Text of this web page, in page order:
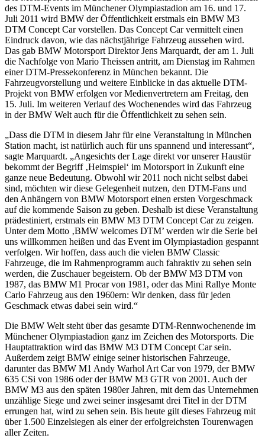
des DTM-Events im Münchener Olympiastadion am 16. und 17.
Juli 2011 wird BMW der Öffentlichkeit erstmals ein BMW M3
DTM Concept Car vorstellen. Das Concept Car vermittelt einen
Eindruck davon, wie das nächstjährige Fahrzeug aussehen wird.
Das gab BMW Motorsport Direktor Jens Marquardt, der am 1. Juli
die Nachfolge von Mario Theissen antritt, am Dienstag im Rahmen
einer DTM-Pressekonferenz in München bekannt. Die
Fahrzeugvorstellung und weitere Einblicke in das aktuelle DTM-
Projekt von BMW erfolgen vor Medienvertretern am Freitag, den
15. Juli. Im weiteren Verlauf des Wochenendes wird das Fahrzeug
in der BMW Welt auch für die Öffentlichkeit zu sehen sein.
„Dass die DTM in diesem Jahr für eine Veranstaltung in München
Station macht, ist natürlich auch für uns spannend und interessant“,
sagte Marquardt. „Angesichts der Lage direkt vor unserer Haustür
bekommt der Begriff ‚Heimspiel‘ im Motorsport in Zukunft eine
ganze neue Bedeutung. Obwohl wir 2011 noch nicht selbst dabei
sind, möchten wir diese Gelegenheit nutzen, den DTM-Fans und
den Anhängern von BMW Motorsport einen ersten Vorgeschmack
auf die kommende Saison zu geben. Deshalb ist diese Veranstaltung
prädestiniert, erstmals ein BMW M3 DTM Concept Car zu zeigen.
Unter dem Motto ‚BMW welcomes DTM’ werden wir die Serie bei
uns willkommen heißen und das Event im Olympiastadion gespannt
verfolgen. Wir hoffen, dass auch die vielen BMW Classic
Fahrzeuge, die im Rahmenprogramm auch fahraktiv zu sehen sein
werden, die Zuschauer begeistern. Ob der BMW M3 DTM von
1987, das BMW M1 Procar von 1981, oder das Mini Rallye Monte
Carlo Fahrzeug aus den 1960ern: Wir denken, dass für jeden
Geschmack etwas dabei sein wird.“
Die BMW Welt steht über das gesamte DTM-Rennwochenende im
Münchener Olympiastadion ganz im Zeichen des Motorsports. Die
Hauptattraktion wird das BMW M3 DTM Concept Car sein.
Außerdem zeigt BMW einige seiner historischen Fahrzeuge,
darunter das BMW M1 Andy Warhol Art Car von 1979, der BMW
635 CSi von 1986 oder der BMW M3 GTR von 2001. Auch der
BMW M3 aus den späten 1980er Jahren, mit dem das Unternehmen
unzählige Siege und zwei seiner insgesamt drei Titel in der DTM
errungen hat, wird zu sehen sein. Bis heute gilt dieses Fahrzeug mit
über 1.500 Einzelsiegen als einer der erfolgreichsten Tourenwagen
aller Zeiten.